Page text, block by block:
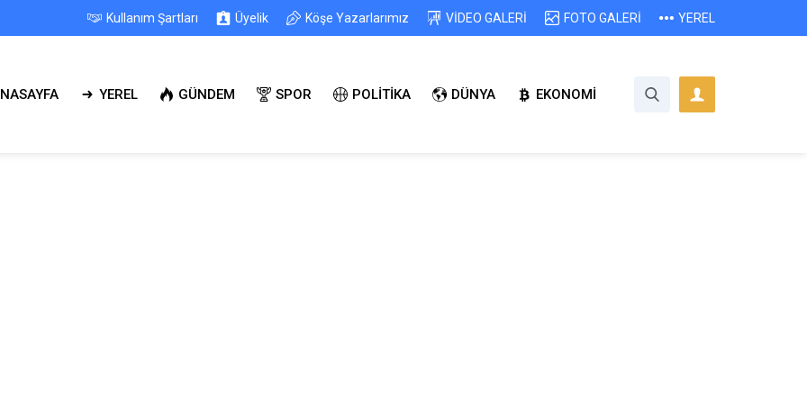
Kullanım Şartları Üyelik Köşe Yazarlarımız VİDEO GALERİ FOTO GALERİ YEREL
YEREL GÜNDEM SPOR POLİTİKA DÜNYA EKONOMİ